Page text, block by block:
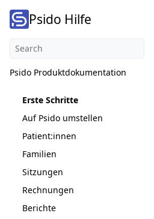
Psido Hilfe
Psido Produktdokumentation
Erste Schritte
Auf Psido umstellen
Patient:innen
Familien
Sitzungen
Rechnungen
Berichte